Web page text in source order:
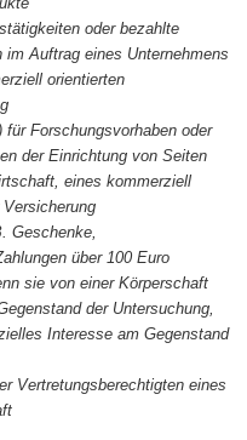
oder bezahlte
Auftrag eines Unternehmens
orientierten
Forschungsvorhaben oder
der Einrichtung von Seiten
eines kommerziell
Geschenke,
über 100 Euro
sie von einer Körperschaft
der Untersuchung,
Interesse am Gegenstand
Vertretungsberechtigten eines